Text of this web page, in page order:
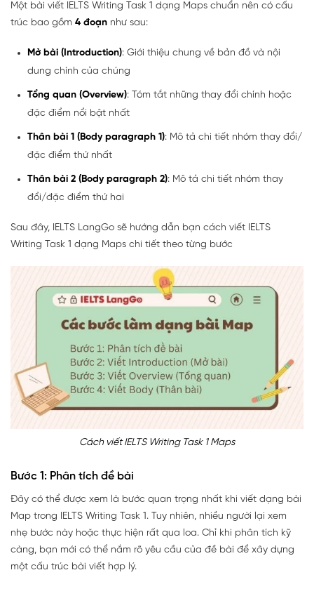
Một bài viết IELTS Writing Task 1 dạng Maps chuẩn nên có cấu
trúc bao gồm 4 đoạn như sau:
Mở bài (Introduction): Giới thiệu chung về bản đồ và nội
dung chính của chúng
Tổng quan (Overview): Tóm tắt những thay đổi chính hoặc
đặc điểm nổi bật nhất
Thân bài 1 (Body paragraph 1): Mô tả chi tiết nhóm thay đổi/
đặc điểm thứ nhất
Thân bài 2 (Body paragraph 2): Mô tả chi tiết nhóm thay
đổi/đặc điểm thứ hai
Sau đây, IELTS LangGo sẽ hướng dẫn bạn cách viết IELTS
Writing Task 1 dạng Maps chi tiết theo từng bước
Cách viết IELTS Writing Task 1 Maps
Bước 1: Phân tích đề bài
Đây có thể được xem là bước quan trọng nhất khi viết dạng bài
Map trong IELTS Writing Task 1. Tuy nhiên, nhiều người lại xem
nhẹ bước này hoặc thực hiện rất qua loa. Chỉ khi phân tích kỹ
càng, bạn mới có thể nắm rõ yêu cầu của đề bài để xây dựng
một cấu trúc bài viết hợp lý.